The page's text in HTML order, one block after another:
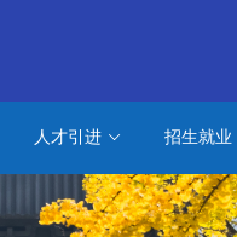
人才引进 招生就业